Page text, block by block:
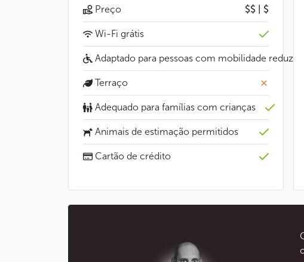
Preço $$ | $
Wi-Fi grátis
Adaptado para pessoas com mobilidade reduzida
Terraço
Adequado para famílias com crianças
Animais de estimação permitidos
Cartão de crédito